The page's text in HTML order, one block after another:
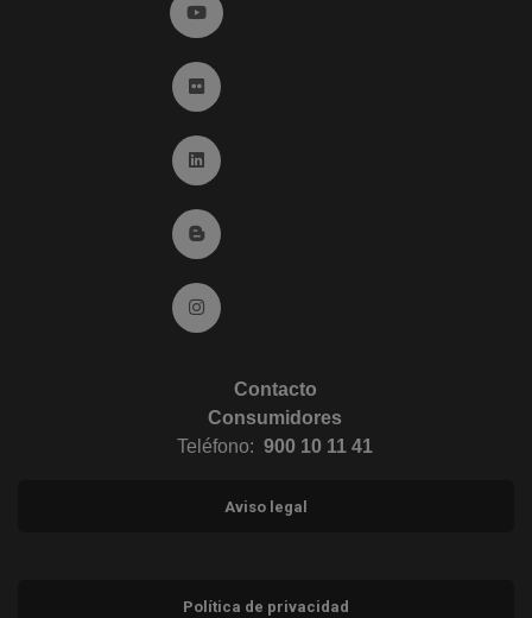
Ir a YouTube (abre en ventana nueva)
Ir a Flickr (abre en ventana nueva)
Ir a Linkedin (abre en ventana nueva)
Ir al Blog (abre en ventana nueva)
Ir a Instagram (abre en ventana nueva)
Contacto
Consumidores
Teléfono: 900 10 11 41
Aviso legal
Política de privacidad